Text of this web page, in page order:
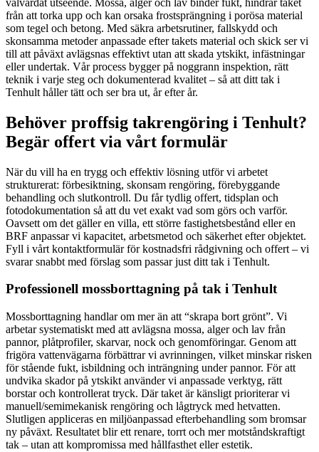
från att torka upp och kan orsaka frostsprängning i porösa material
som tegel och betong. Med säkra arbetsrutiner, fallskydd och
skonsamma metoder anpassade efter takets material och skick ser vi
till att påväxt avlägsnas effektivt utan att skada ytskikt, infästningar
eller undertak. Vår process bygger på noggrann inspektion, rätt
teknik i varje steg och dokumenterad kvalitet – så att ditt tak i
Tenhult håller tätt och ser bra ut, år efter år.
Behöver proffsig takrengöring i Tenhult?
Begär offert via vårt formulär
När du vill ha en trygg och effektiv lösning utför vi arbetet
strukturerat: förbesiktning, skonsam rengöring, förebyggande
behandling och slutkontroll. Du får tydlig offert, tidsplan och
fotodokumentation så att du vet exakt vad som görs och varför.
Oavsett om det gäller en villa, ett större fastighetsbestånd eller en
BRF anpassar vi kapacitet, arbetsmetod och säkerhet efter objektet.
Fyll i vårt kontaktformulär för kostnadsfri rådgivning och offert – vi
svarar snabbt med förslag som passar just ditt tak i Tenhult.
Professionell mossborttagning på tak i Tenhult
Mossborttagning handlar om mer än att “skrapa bort grönt”. Vi
arbetar systematiskt med att avlägsna mossa, alger och lav från
pannor, plåtprofiler, skarvar, nock och genomföringar. Genom att
frigöra vattenvägarna förbättrar vi avrinningen, vilket minskar risken
för stående fukt, isbildning och inträngning under pannor. För att
undvika skador på ytskikt använder vi anpassade verktyg, rätt
borstar och kontrollerat tryck. Där taket är känsligt prioriterar vi
manuell/semimekanisk rengöring och lågtryck med hetvatten.
Slutligen appliceras en miljöanpassad efterbehandling som bromsar
ny påväxt. Resultatet blir ett renare, torrt och mer motståndskraftigt
tak – utan att kompromissa med hållfasthet eller estetik.